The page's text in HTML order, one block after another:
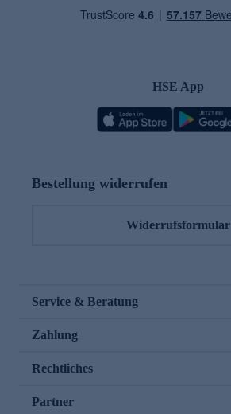
HSE App
Bestellung widerrufen
Widerrufsformular
Service & Beratung
Zahlung
Rechtliches
Partner